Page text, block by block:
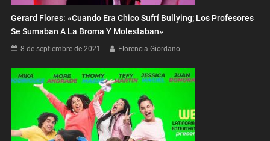
Gerard Flores: «Cuando Era Chico Sufrí Bullying; Los Profesores
Se Sumaban A La Broma Y Molestaban»
8 de septiembre de 2021 Florencia Giordano